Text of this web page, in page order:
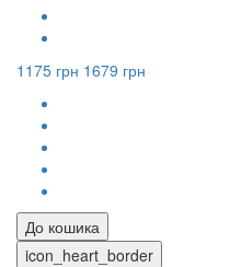
1175 грн 1679 грн
До кошика
icon_heart_border